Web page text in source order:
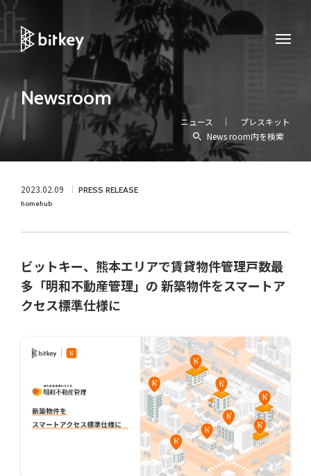
Newsroom
ニュース
プレスキット
News room内を検索
2023.02.09 PRESS RELEASE
homehub
ビットキー、熊本エリアで賃貸物件管理戸数最
多「明和不動産管理」の 新築物件をスマートア
クセス標準仕様に